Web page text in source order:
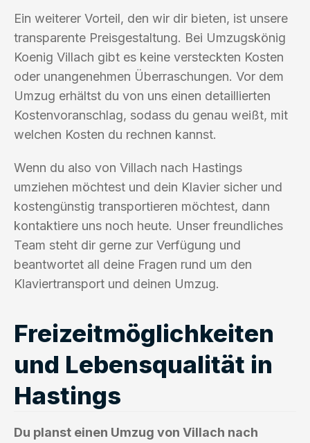
Ein weiterer Vorteil, den wir dir bieten, ist unsere
transparente Preisgestaltung. Bei Umzugskönig
Koenig Villach gibt es keine versteckten Kosten
oder unangenehmen Überraschungen. Vor dem
Umzug erhältst du von uns einen detaillierten
Kostenvoranschlag, sodass du genau weißt, mit
welchen Kosten du rechnen kannst.
Wenn du also von Villach nach Hastings
umziehen möchtest und dein Klavier sicher und
kostengünstig transportieren möchtest, dann
kontaktiere uns noch heute. Unser freundliches
Team steht dir gerne zur Verfügung und
beantwortet all deine Fragen rund um den
Klaviertransport und deinen Umzug.
Freizeitmöglichkeiten
und Lebensqualität in
Hastings
Du planst einen Umzug von Villach nach